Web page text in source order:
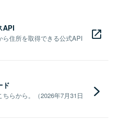
API
住所を取得できる公式API
ド
らから。（2026年7月31日